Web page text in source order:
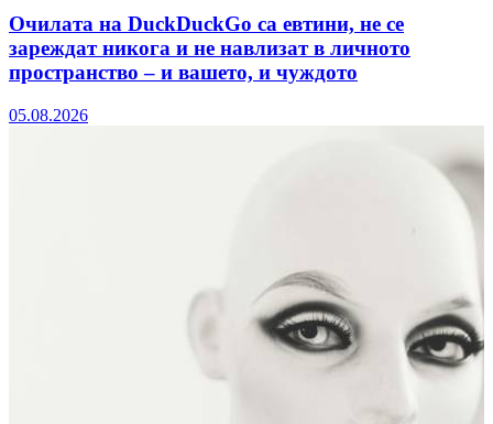
Очилата на DuckDuckGo са евтини, не се
зареждат никога и не навлизат в личното
пространство – и вашето, и чуждото
05.08.2026